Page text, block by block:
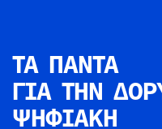
ΤΑ ΠΑΝΤΑ
ΓΙΑ ΤΗΝ
ΨΗΦΙΑΚΗ